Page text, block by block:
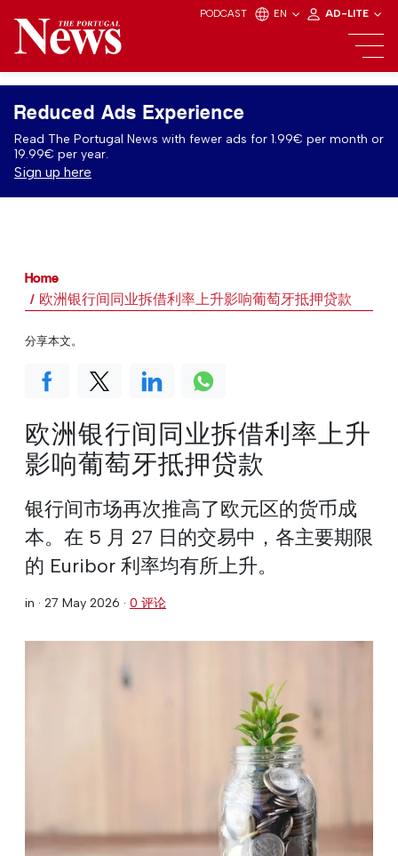
PODCAST EN AD-LITE
Reduced Ads Experience
Read The Portugal News with fewer ads for 1.99€ per month or
19.99€ per year.
Sign up here
Home
欧洲银行间同业拆借利率上升影响葡萄牙抵押贷款
欧洲银行间同业拆借利率上升
影响葡萄牙抵押贷款
银行间市场再次推高了欧元区的货币成
本。在 5 月 27 日的交易中，各主要期限
的 Euribor 利率均有所上升。
in · 27 May 2026 · 0 评论
分享本文。